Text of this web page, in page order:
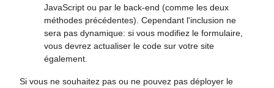
JavaScript ou par le back-end (comme les deux
méthodes précédentes). Cependant l'inclusion ne
sera pas dynamique: si vous modifiez le formulaire,
vous devrez actualiser le code sur votre site
également.
Si vous ne souhaitez pas ou ne pouvez pas déployer le